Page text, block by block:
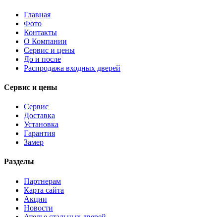
Главная
Фото
Контакты
О Компании
Сервис и цены
До и после
Распродажа входных дверей
Сервис и цены
Сервис
Доставка
Установка
Гарантия
Замер
Разделы
Партнерам
Карта сайта
Акции
Новости